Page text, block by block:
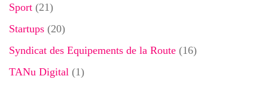
Sport (21)
Startups (20)
Syndicat des Equipements de la Route (16)
TANu Digital (1)